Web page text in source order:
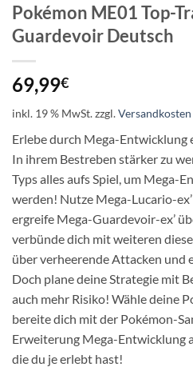
Pokémon ME01 Top-
Guardevoir Deutsch
69,99€
inkl. 19 % MwSt.zzgl.Versandkosten
Erlebe durch Mega-Entwicklung
In ihrem Bestreben stärker zu
Typs alles aufs Spiel, um Mega-
werden! Nutze Mega-Lucario-
ergreife Mega-Guardevoir-ex’
verbünde dich mit weiteren
über verheerende Attacken und
Doch plane deine Strategie mit
auch mehr Risiko! Wähle deine
bereite dich mit der Pokémon-
Erweiterung Mega-Entwicklung
die du je erlebt hast!